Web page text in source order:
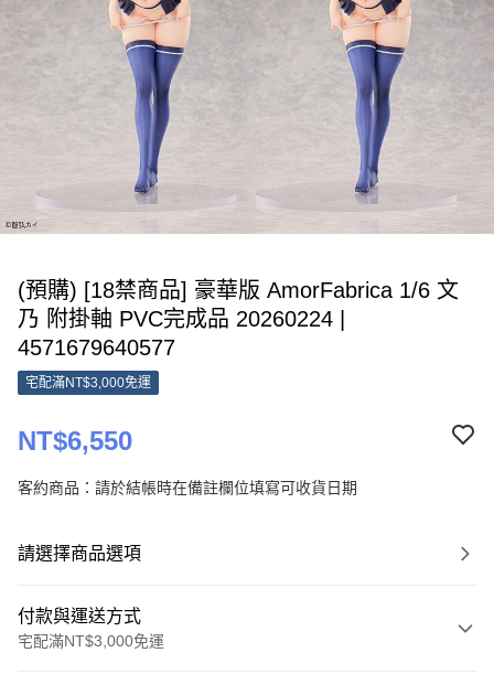
(預購) [18禁商品] 豪華版 AmorFabrica 1/6 文
乃 附掛軸 PVC完成品 20260224 |
4571679640577
宅配滿NT$3,000免運
NT$6,550
客約商品：請於結帳時在備註欄位填寫可收貨日期
請選擇商品選項
付款與運送方式
宅配滿NT$3,000免運